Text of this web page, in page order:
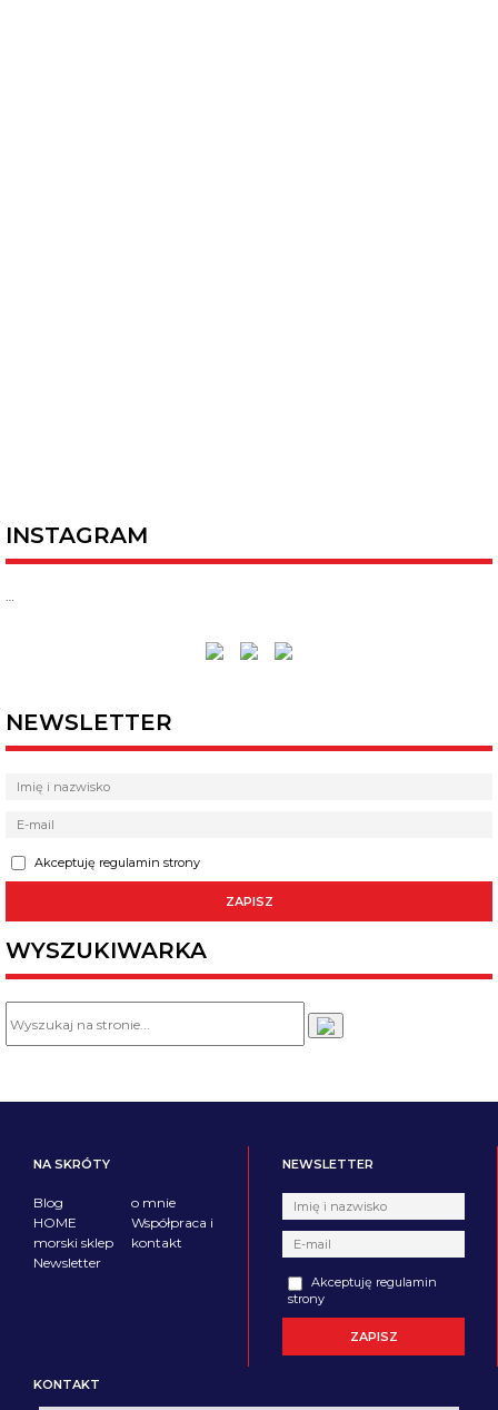
INSTAGRAM
NEWSLETTER
Akceptuję regulamin strony
WYSZUKIWARKA
NA SKRÓTY
Blog
HOME
morski sklep
Newsletter
o mnie
Współpraca i
kontakt
NEWSLETTER
Akceptuję regulamin
strony
KONTAKT